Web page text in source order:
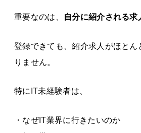
重要なのは、 自分に紹介される求
登録できても、紹介求人がほとん
りません。
特にIT未経験者は、
・なぜIT業界に行きたいのか